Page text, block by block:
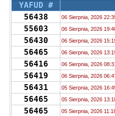
YAFUD #
56438
06 Sierpnia, 2026
55603 06 Sierpnia, 2026
56430 06 Sierpnia, 2026
56465 06 Sierpnia, 2026
56416 06 Sierpnia, 2026
56419 06 Sierpnia, 2026
56431 05 Sierpnia, 2026
56465 05 Sierpnia, 2026
56465 05 Sierpnia, 2026